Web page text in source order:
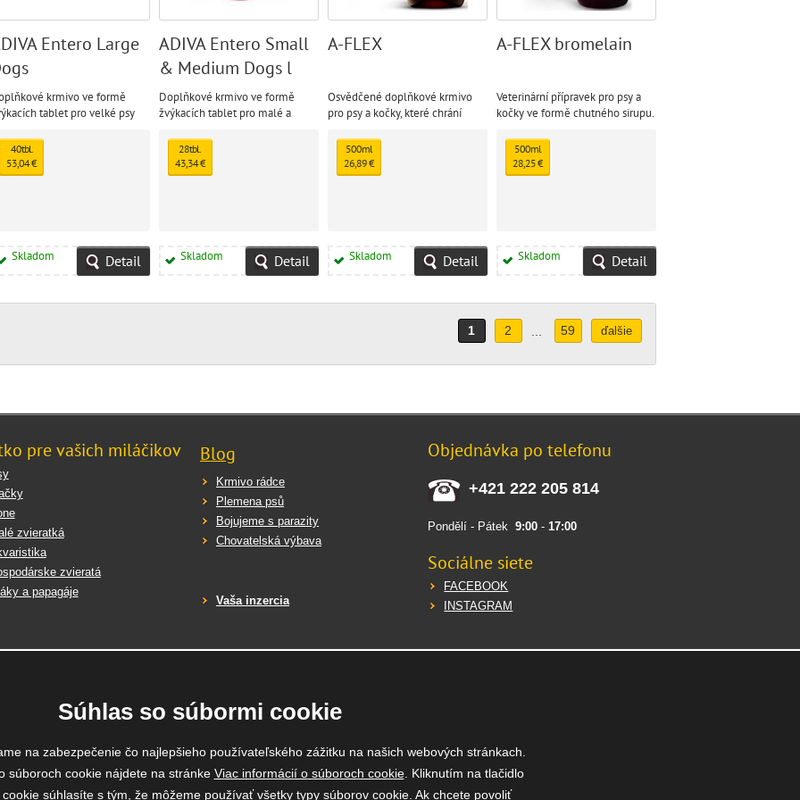
Entero Large
krmivo ve formě
tablet pro velké psy
a střevních procesů a
tvorbu normální
40tbl.
53,04 €
Skladom Detail
ADIVA Entero Small
& Medium Dogs l
Doplňkové krmivo ve formě
žvýkacích tablet pro malé a
správnému průběhu trávicích a
střevních procesů a podporuje
tvorbu normální stolice.
28tbl.
43,34 €
Skladom Detail
A-FLEX
Osvědčené doplňkové krmivo
pro psy a kočky, které chrání
po chirurgických zákrocích, při
výrazné zátěži a při kloubních
onemocněních.
500ml
26,89 €
Skladom Detail
A-FLEX bromelain
Veterinární přípravek pro psy a
kočky ve formě chutného sirupu.
aparát, napomáhá urychlit hojení
ran, snižovat bolest a otok a
vykazuje protizánětlivý účinek
500ml
28,25 €
Skladom Detail
1 2 59 ďalšie
pre vašich miláčikov
zvieratká
zvieratá
a papagáje
Blog
Krmivo rádce
Plemena psů
Bojujeme s parazity
Chovatelská výbava
Vaša inzercia
Objednávka po telefonu
+421 222 205 814
Pondělí - Pátek9:00 -17:00
Sociálne siete
FACEBOOK
INSTAGRAM
Súhlas so súbormi cookie
na zabezpečenie čo najlepšieho používateľského zážitku na našich webových stránkach.
súboroch cookie nájdete na stránke Viac informácií o súboroch cookie. Kliknutím na tlačidlo
súhlasíte s tým, že môžeme používať všetky typy súborov cookie. Ak chcete povoliť